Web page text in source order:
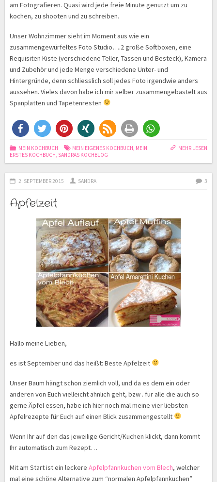
am Fotografieren. Quasi wird jede freie Minute genutzt um zu
kochen, zu shooten und zu schreiben.
Unser Wohnzimmer sieht im Moment aus wie ein
zusammengewürfeltes Foto Studio….2 große Softboxen, eine
Requisiten Kiste (verschiedene Teller, Tassen und Besteck), Kamera
und Zubehör und jede Menge verschiedene Unter- und
Hintergründe, denn schliesslich soll jedes Foto irgendwie anders
aussehen. Vieles davon habe ich mir selber zusammengebastelt aus
Spanplatten und Tapetenresten
MEHR LESEN
MEIN KOCHBUCH MEIN EIGENES KOCHBUCH, MEIN
ERSTES KOCHBUCH, SANDRAS KOCHBLOG
2. SEPTEMBER 2015 SANDRA 3
Apfelzeit
Hallo meine Lieben,
es ist September und das heißt: Beste Apfelzeit
Unser Baum hängt schon ziemlich voll, und da es dem ein oder
anderen von Euch vielleicht ähnlich geht, bzw . für alle die auch so
gerne Äpfel essen, habe ich hier noch mal meine vier liebsten
Apfelrezepte für Euch auf einen Blick zusammengestellt
Wenn Ihr auf den das jeweilige Gericht/Kuchen klickt, dann kommt
Ihr automatisch zum Rezept…
Mit am Start ist ein leckere Apfelpfannkuchen vom Blech, welcher
mal eine schöne Alternative zum “normalen Apfelpfannkuchen”